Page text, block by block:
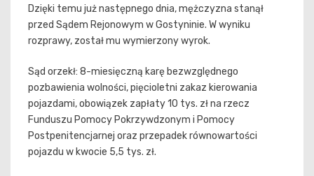
Dzięki temu już następnego dnia, mężczyzna stanął
przed Sądem Rejonowym w Gostyninie. W wyniku
rozprawy, został mu wymierzony wyrok.
Sąd orzekł: 8-miesięczną karę bezwzględnego
pozbawienia wolności, pięcioletni zakaz kierowania
pojazdami, obowiązek zapłaty 10 tys. zł na rzecz
Funduszu Pomocy Pokrzywdzonym i Pomocy
Postpenitencjarnej oraz przepadek równowartości
pojazdu w kwocie 5,5 tys. zł.